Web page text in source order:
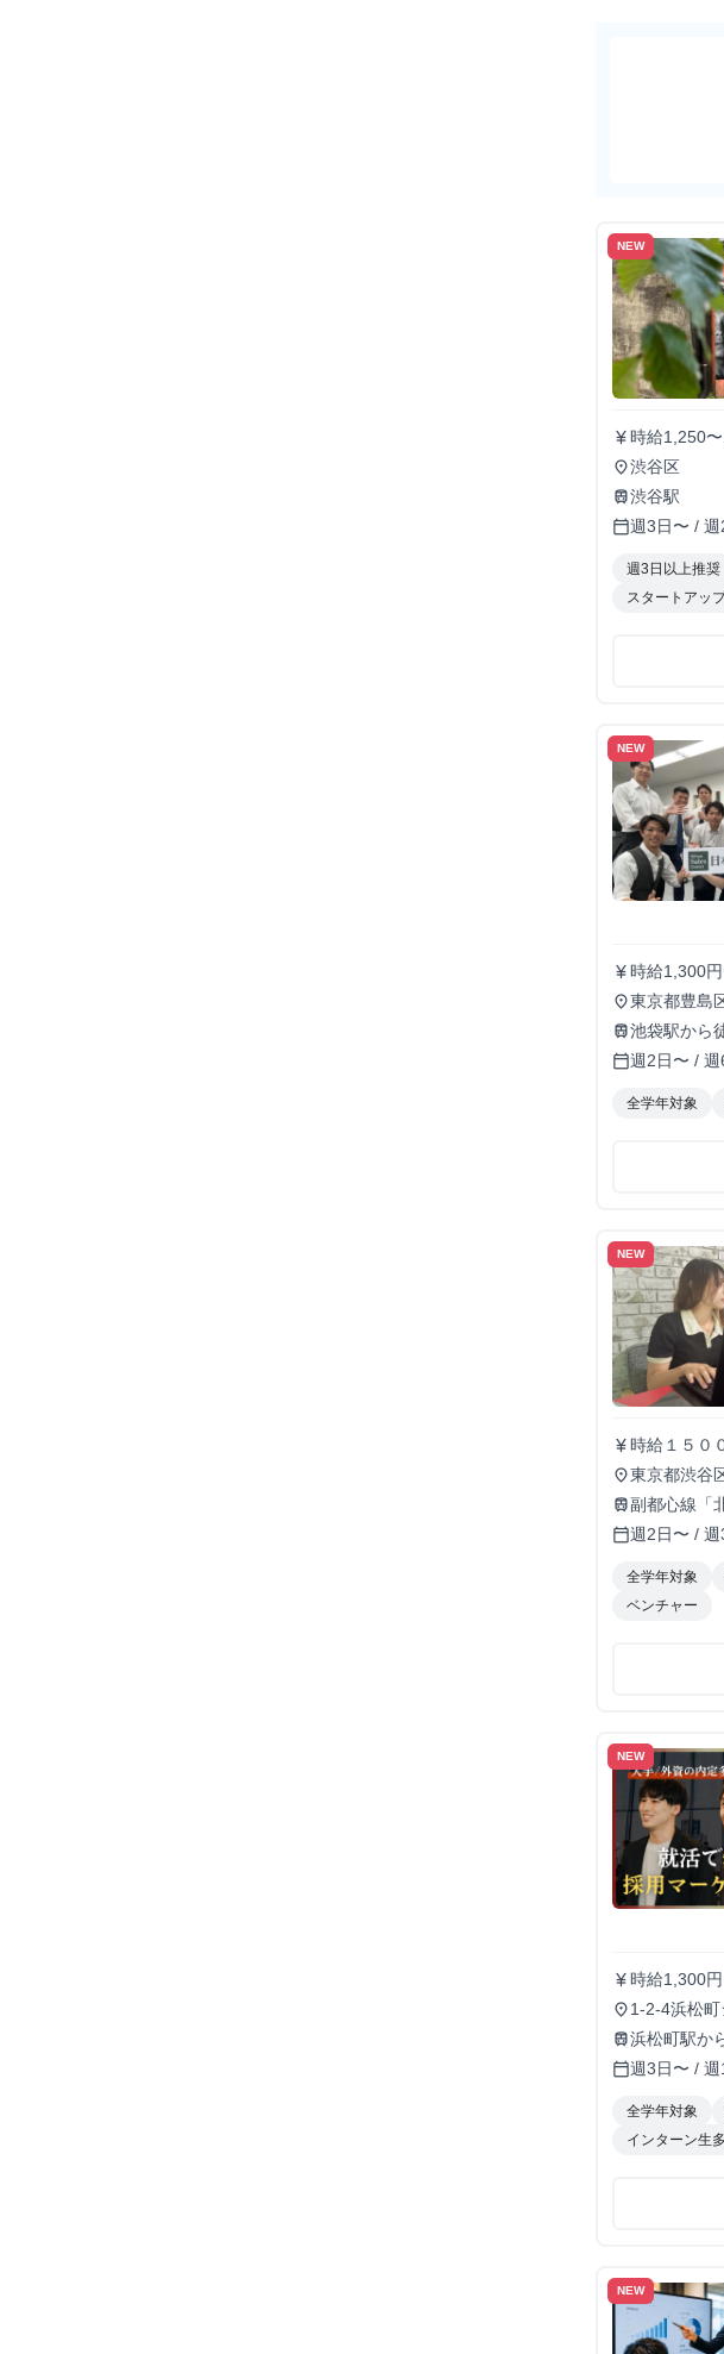
NEW
currency_yen時給1,250
place渋谷区
train渋谷駅
calendar_today週3日〜 /
週3日以上推奨
スタートアッ
NEW
currency_yen時給1,300
place東京都豊島
train池袋駅から
calendar_today週2日〜 / 週
全学年対象
NEW
currency_yen時給１５０
place東京都渋谷
train副都心線「
calendar_today週2日〜 / 週
全学年対象
ベンチャー
NEW
currency_yen時給1,300
place 1-2-4浜松
train浜松町駅か
calendar_today週3日〜 /
全学年対象
インターン生
NEW